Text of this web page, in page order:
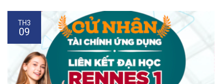
TH3
09